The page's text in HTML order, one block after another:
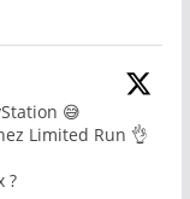
😅
Limited Run 👌
?